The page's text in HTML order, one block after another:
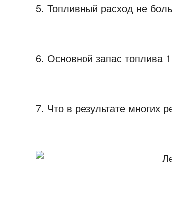
5. Топливный расход не
6. Основной запас топлива
7. Что в результате многих